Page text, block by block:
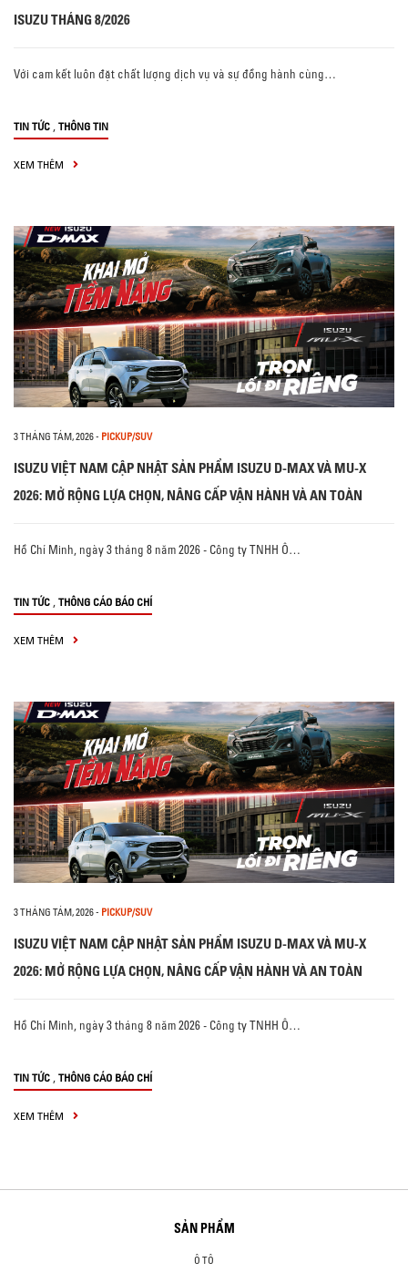
ISUZU THÁNG 8/2026
Với cam kết luôn đặt chất lượng dịch vụ và sự đồng hành cùng…
TIN TỨC , THÔNG TIN
XEM THÊM
3 THÁNG TÁM, 2026- PICKUP/SUV
ISUZU VIỆT NAM CẬP NHẬT SẢN PHẨM ISUZU D-MAX VÀ MU-X
2026: MỞ RỘNG LỰA CHỌN, NÂNG CẤP VẬN HÀNH VÀ AN TOÀN
Hồ Chí Minh, ngày 3 tháng 8 năm 2026 - Công ty TNHH Ô…
TIN TỨC , THÔNG CÁO BÁO CHÍ
XEM THÊM
3 THÁNG TÁM, 2026- PICKUP/SUV
ISUZU VIỆT NAM CẬP NHẬT SẢN PHẨM ISUZU D-MAX VÀ MU-X
2026: MỞ RỘNG LỰA CHỌN, NÂNG CẤP VẬN HÀNH VÀ AN TOÀN
Hồ Chí Minh, ngày 3 tháng 8 năm 2026 - Công ty TNHH Ô…
TIN TỨC , THÔNG CÁO BÁO CHÍ
XEM THÊM
SẢN PHẨM
Ô TÔ